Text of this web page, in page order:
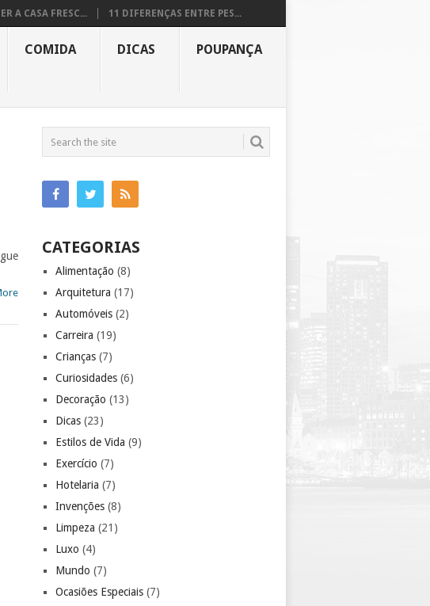
A CASA FRESC... 11 DIFERENÇAS ENTRE PES...
COMIDA DICAS POUPANÇA
CATEGORIAS
Alimentação (8)
Arquitetura (17)
Automóveis (2)
Carreira (19)
Crianças (7)
Curiosidades (6)
Decoração (13)
Dicas (23)
Estilos de Vida (9)
Exercício (7)
Hotelaria (7)
Invenções (8)
Limpeza (21)
Luxo (4)
Mundo (7)
Ocasiões Especiais (7)